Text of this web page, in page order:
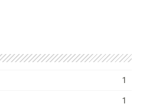
1
1